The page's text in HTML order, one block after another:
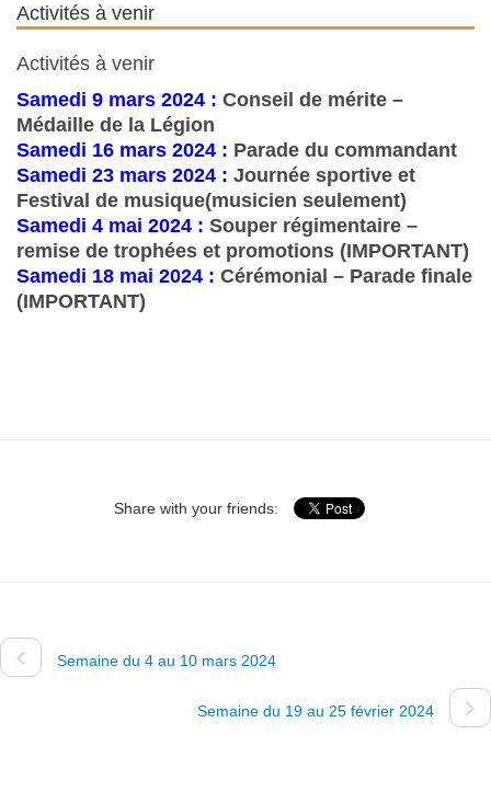
Activités à venir
Activités à venir
Samedi 9 mars 2024 : Conseil de mérite –
Médaille de la Légion
Samedi 16 mars 2024 : Parade du commandant
Samedi 23 mars 2024 : Journée sportive et
Festival de musique(musicien seulement)
Samedi 4 mai 2024 : Souper régimentaire –
remise de trophées et promotions (IMPORTANT)
Samedi 18 mai 2024 : Cérémonial – Parade finale
(IMPORTANT)
Share with your friends:
Semaine du 4 au 10 mars 2024
Semaine du 19 au 25 février 2024